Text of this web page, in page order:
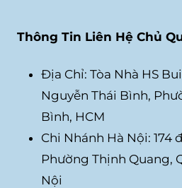
Thông Tin Liên Hệ Chủ
Địa Chỉ: Tòa Nhà HS
Nguyễn Thái Bình,
Bình, HCM
Chi Nhánh Hà Nội: 174
Phường Thịnh Quang,
Nội